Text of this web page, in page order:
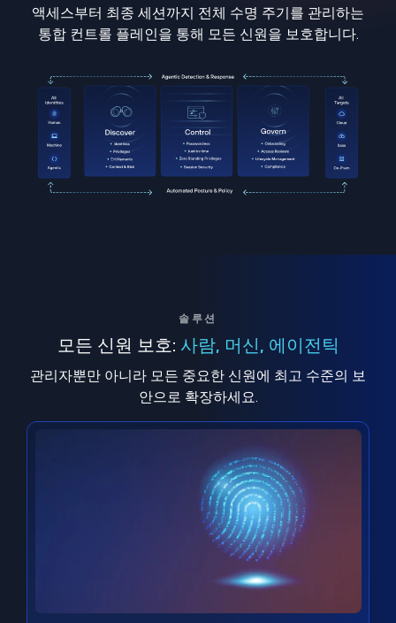
액세스부터 최종 세션까지 전체 수명 주기를 관리하는
통합 컨트롤 플레인을 통해 모든 신원을 보호합니다.
솔루션
모든 신원 보호: 사람, 머신, 에이전틱
관리자뿐만 아니라 모든 중요한 신원에 최고 수준의 보
안으로 확장하세요.